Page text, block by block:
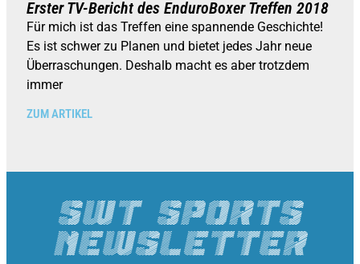
Erster TV-Bericht des EnduroBoxer Treffen 2018
Für mich ist das Treffen eine spannende Geschichte!
Es ist schwer zu Planen und bietet jedes Jahr neue
Überraschungen. Deshalb macht es aber trotzdem
immer
ZUM ARTIKEL
SWT SPORTS
Newsletter